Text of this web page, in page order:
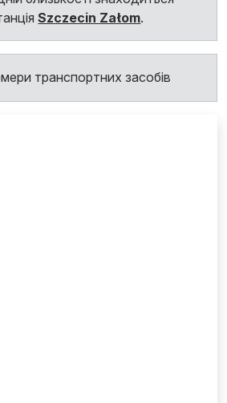
Szczecin Załom.
транспортних засобів